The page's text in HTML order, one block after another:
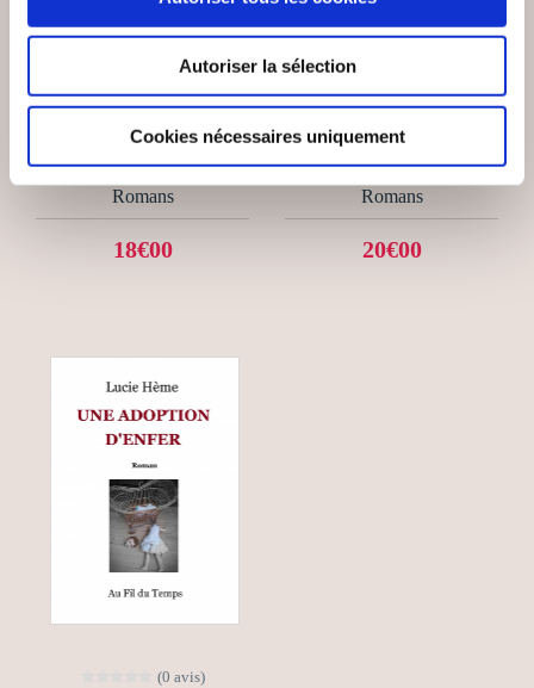
Autoriser la sélection
Cookies nécessaires uniquement
(24 avis)
TOURMENTES
Romans
18€00
(0 avis)
OMBRE
Romans
20€00
(0 avis)